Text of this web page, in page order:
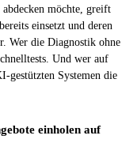
möchte, greift
einsetzt und deren
Wer die Diagnostik ohne
Und wer auf
gestützten Systemen die
einholen auf